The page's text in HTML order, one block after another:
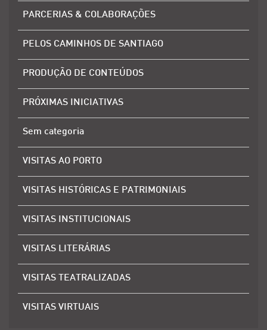
PARCERIAS & COLABORAÇÕES
PELOS CAMINHOS DE SANTIAGO
PRODUÇÃO DE CONTEÚDOS
PRÓXIMAS INICIATIVAS
Sem categoria
VISITAS AO PORTO
VISITAS HISTÓRICAS E PATRIMONIAIS
VISITAS INSTITUCIONAIS
VISITAS LITERÁRIAS
VISITAS TEATRALIZADAS
VISITAS VIRTUAIS